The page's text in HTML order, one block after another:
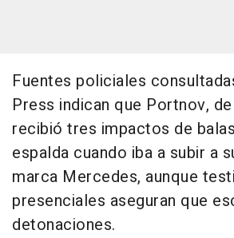
Fuentes policiales
Press indican que Portnov,
recibió tres impactos de
espalda cuando iba a subir a
marca Mercedes, aunque
presenciales aseguran que
detonaciones.